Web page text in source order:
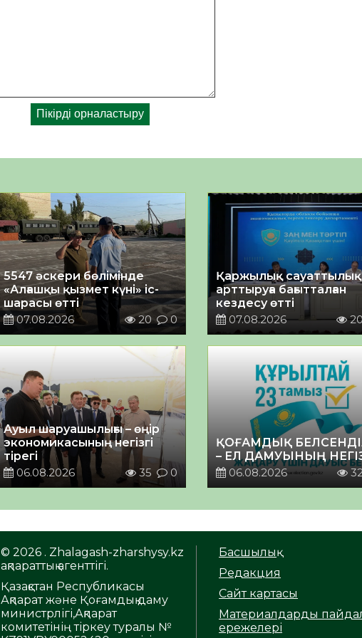
5547 әскери бөлімінде
«Алғашқы қызмет күні» іс-
шарасы өтті
07.08.2026
20 0
Қаржылық
арттыруға бағытталған
кездесу өтті
07.08.2026
Ауыл шаруашылығы – өңір
экономикасының негізгі
тірегі
06.08.2026
35 0
ҚОҒАМДЫҚ
– ЕЛ ДАМУЫНЫҢ
06.08.2026
© 2026 . Zhalagash-zharshysy.kz
ақпараттық агенттігі.
Қазақстан Республикасы
Ақпарат және Қоғамдық даму
министрлігі,Ақпарат
комитетінің тіркеу туралы №
Басшылық
Редакция
Сайт картасы
Материалдарды
ережелері